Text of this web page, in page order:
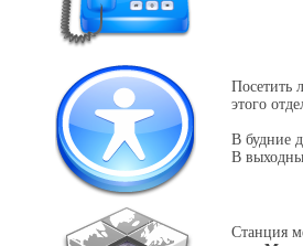
Посетить
этого
В будние
В
Станция